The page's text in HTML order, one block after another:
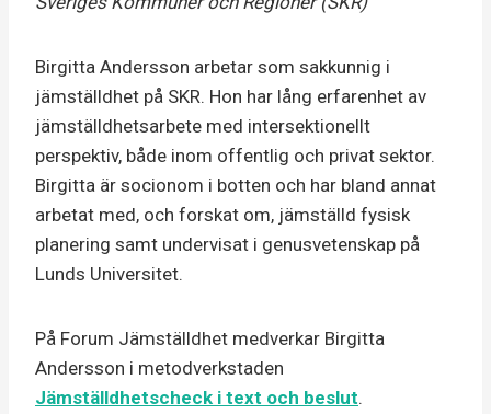
Birgitta Andersson arbetar som sakkunnig i
jämställdhet på SKR. Hon har lång erfarenhet av
jämställdhetsarbete med intersektionellt
perspektiv, både inom offentlig och privat sektor.
Birgitta är socionom i botten och har bland annat
arbetat med, och forskat om, jämställd fysisk
planering samt undervisat i genusvetenskap på
Lunds Universitet.
På Forum Jämställdhet medverkar Birgitta
Andersson i metodverkstaden
Jämställdhetscheck i text och beslut.